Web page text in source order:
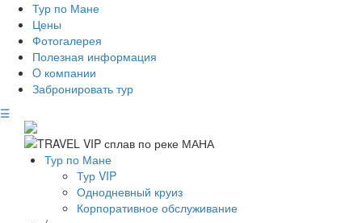
Тур по Мане
Цены
Фотогалерея
Полезная информация
O компании
Забронировать тур
☰
Тур по Мане
Тур VIP
Однодневный круиз
Корпоративное обслуживание